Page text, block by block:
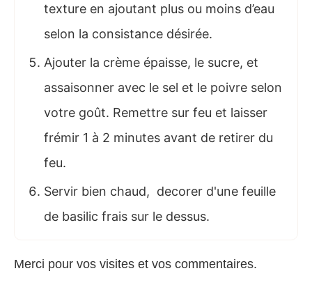
texture en ajoutant plus ou moins d’eau
selon la consistance désirée.
Ajouter la crème épaisse, le sucre, et
assaisonner avec le sel et le poivre selon
votre goût. Remettre sur feu et laisser
frémir 1 à 2 minutes avant de retirer du
feu.
Servir bien chaud, decorer d'une feuille
de basilic frais sur le dessus.
Merci pour vos visites et vos commentaires.